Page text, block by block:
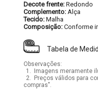
Decote frente: Redondo
Complemento: Alça
Tecido: Malha
Composição: Conforme
Tabela de
Observações:
1.
Imagens meramente
2.
Preços válidos para
compras".